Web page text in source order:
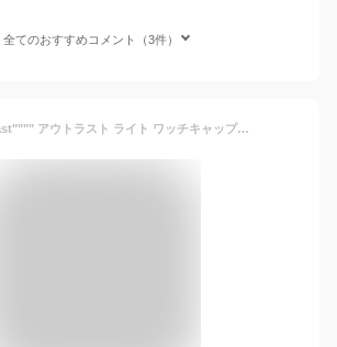
全てのおすすめコメント（3件）
"""""""Outlast"""" アウトラスト ライト ワッチキャップ 帽子 室内 ニットキャップ ニット帽 薄手 インナーワッチ 5サイズ展開！オールシーズンどこでも被れる!! アウトラスト 大きいサイズ メンズ レディース キッズ ビーニー 大きめ 日本製"""